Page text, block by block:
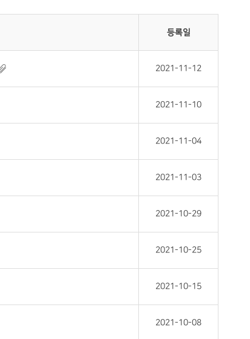
등록일
2021-11-12
2021-11-10
2021-11-04
2021-11-03
2021-10-29
2021-10-25
2021-10-15
2021-10-08